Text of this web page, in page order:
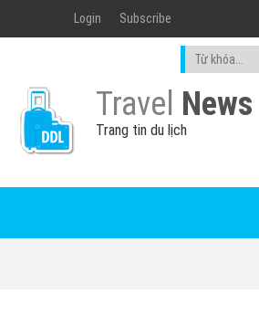
Login Subscribe
Travel News
Trang tin du lịch